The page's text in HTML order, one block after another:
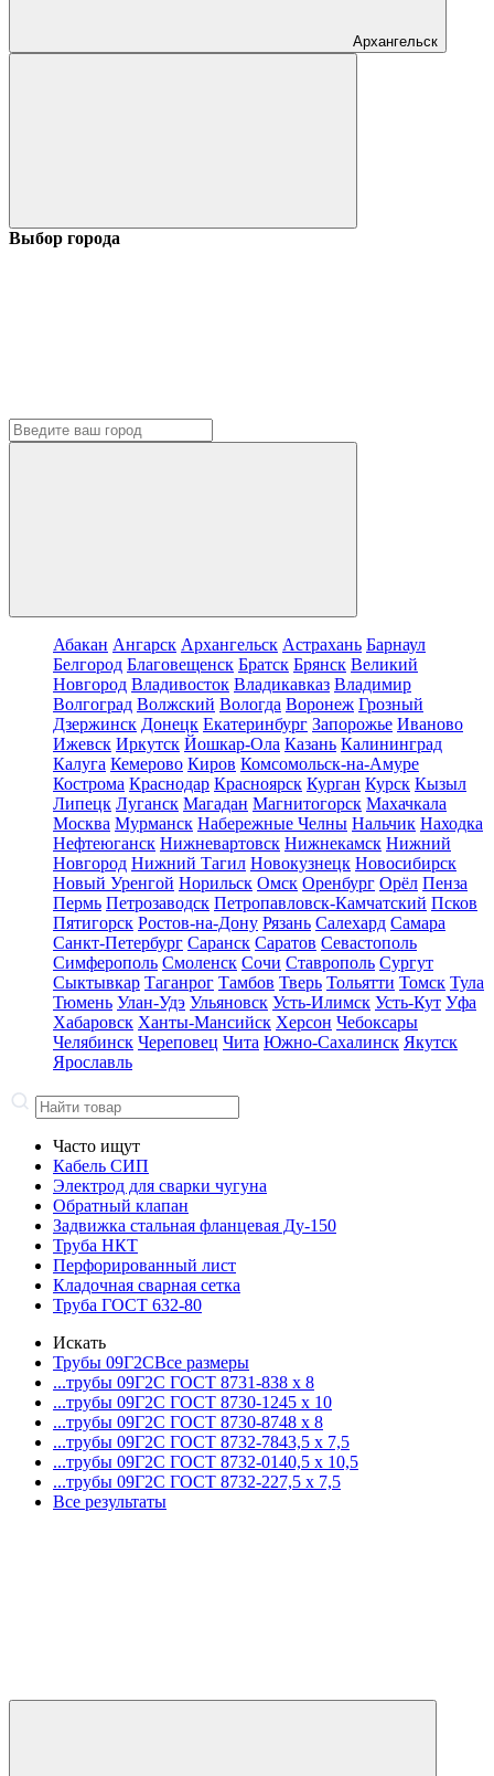
Архангельск
Выбор города
Абакан Ангарск Архангельск Астрахань Барнаул
Белгород Благовещенск Братск Брянск Великий
Новгород Владивосток Владикавказ Владимир
Волгоград Волжский Вологда Воронеж Грозный
Дзержинск Донецк Екатеринбург Запорожье Иваново
Ижевск Иркутск Йошкар-Ола Казань Калининград
Калуга Кемерово Киров Комсомольск-на-Амуре
Кострома Краснодар Красноярск Курган Курск Кызыл
Липецк Луганск Магадан Магнитогорск Махачкала
Москва Мурманск Набережные Челны Нальчик Находка
Нефтеюганск Нижневартовск Нижнекамск Нижний
Новгород Нижний Тагил Новокузнецк Новосибирск
Новый Уренгой Норильск Омск Оренбург Орёл Пенза
Пермь Петрозаводск Петропавловск-Камчатский Псков
Пятигорск Ростов-на-Дону Рязань Салехард Самара
Санкт-Петербург Саранск Саратов Севастополь
Симферополь Смоленск Сочи Ставрополь Сургут
Сыктывкар Таганрог Тамбов Тверь Тольятти Томск Тула
Тюмень Улан-Удэ Ульяновск Усть-Илимск Усть-Кут Уфа
Хабаровск Ханты-Мансийск Херсон Чебоксары
Челябинск Череповец Чита Южно-Сахалинск Якутск
Ярославль
Часто ищут
Кабель СИП
Электрод для сварки чугуна
Обратный клапан
Задвижка стальная фланцевая Ду-150
Труба НКТ
Перфорированный лист
Кладочная сварная сетка
Труба ГОСТ 632-80
Искать
Трубы 09Г2СВсе размеры
...трубы 09Г2С ГОСТ 8731-838 x 8
...трубы 09Г2С ГОСТ 8730-1245 x 10
...трубы 09Г2С ГОСТ 8730-8748 x 8
...трубы 09Г2С ГОСТ 8732-7843,5 x 7,5
...трубы 09Г2С ГОСТ 8732-0140,5 x 10,5
...трубы 09Г2С ГОСТ 8732-227,5 x 7,5
Все результаты